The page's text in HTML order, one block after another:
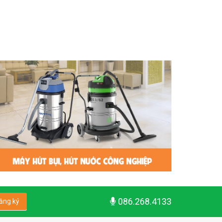
ký 086.268.4133